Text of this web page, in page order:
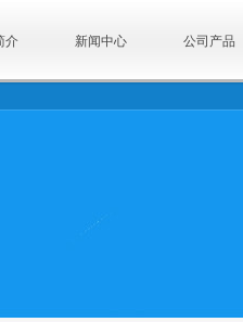
介 新闻中心 公司产品